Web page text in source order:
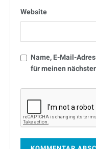
Website
Name, E-Mail-
für meinen